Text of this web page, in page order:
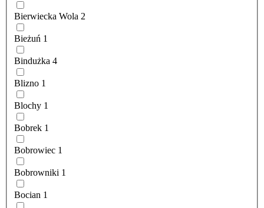
Bierwiecka Wola 2
Bieżuń 1
Bindużka 4
Blizno 1
Blochy 1
Bobrek 1
Bobrowiec 1
Bobrowniki 1
Bocian 1